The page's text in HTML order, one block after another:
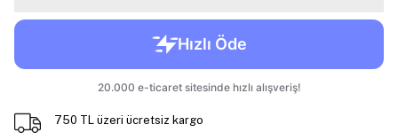
750 TL üzeri ücretsiz kargo